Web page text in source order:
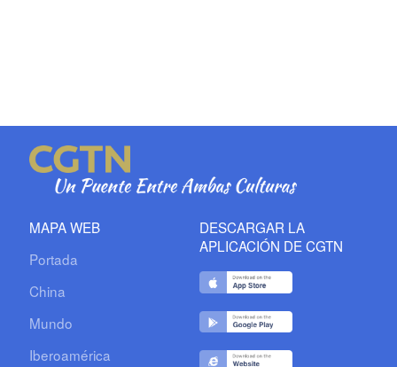
MAPA WEB
Portada
China
Mundo
Iberoamérica
DESCARGAR LA
APLICACIÓN DE CGTN